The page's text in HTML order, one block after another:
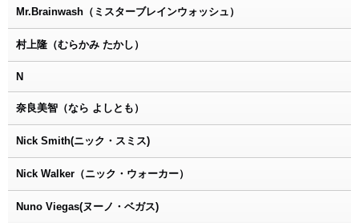
Mr.Brainwash（ミスターブレインウォッシュ）
村上隆（むらかみ たかし）
N
奈良美智（なら よしとも）
Nick Smith(ニック・スミス)
Nick Walker（ニック・ウォーカー）
Nuno Viegas(ヌーノ・ベガス)